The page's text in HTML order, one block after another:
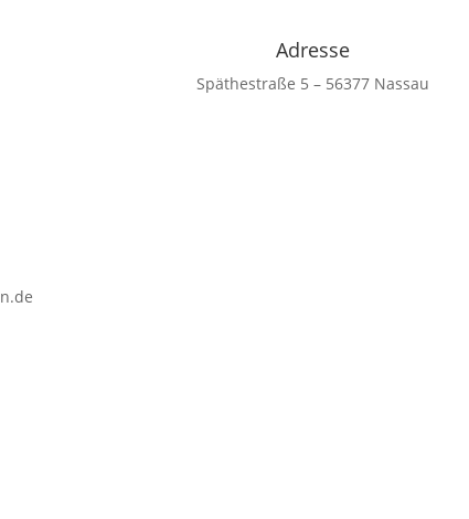
Adresse
Späthestraße 5 – 56377 Nassau